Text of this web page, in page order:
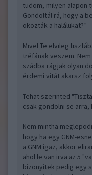
tudom, milyen alapon
Gondoltál rá, hogy a
okozták a halálukat?”
Mivel Te elvileg
tréfának veszem.
szádba rágjak olyan
érdemi vitát akarsz
Tehat szerinted
csak gondolni se arra,
Nem mintha
hogy ha egy GNM-
a GNM igaz, akkor
ahol le van irva az 5
bizonyitek pedig egy